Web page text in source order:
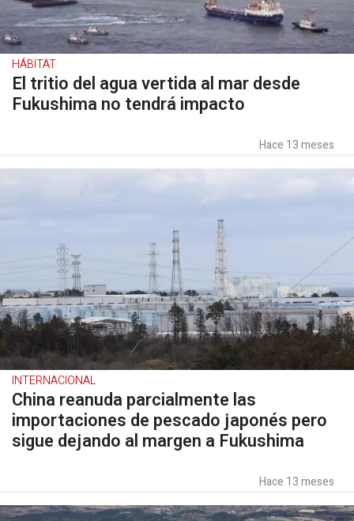
HÁBITAT
El tritio del agua vertida al mar desde
Fukushima no tendrá impacto
Hace 13 meses
INTERNACIONAL
China reanuda parcialmente las
importaciones de pescado japonés pero
sigue dejando al margen a Fukushima
Hace 13 meses